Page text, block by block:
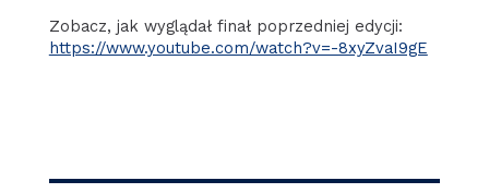
Zobacz, jak wyglądał finał poprzedniej edycji:
https://www.youtube.com/watch?v=-8xyZvaI9gE